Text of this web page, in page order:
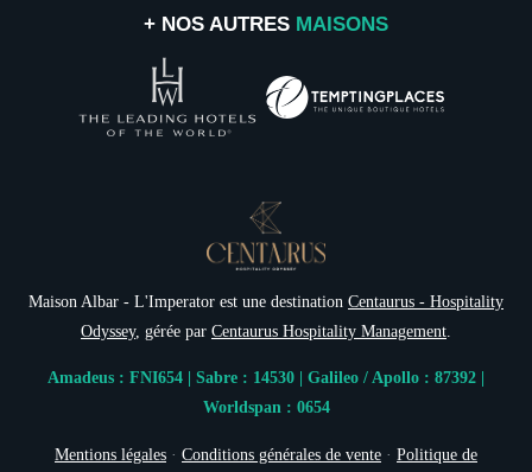
+ NOS AUTRES MAISONS
Maison Albar - L'Imperator est une destination Centaurus - Hospitality
Odyssey, gérée par Centaurus Hospitality Management
Amadeus : FNI654 | Sabre : 14530 | Galileo / Apollo : 87392 |
Worldspan : 0654
Mentions légales · Conditions générales de vente · Politique de
INSCRIPTION À